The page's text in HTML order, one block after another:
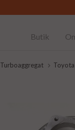
Butik
Turboaggregat Toyota